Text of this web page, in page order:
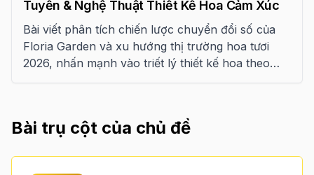
Tuyến & Nghệ Thuật Thiết Kế Hoa Cảm Xúc
Bài viết phân tích chiến lược chuyển đổi số của
Floria Garden và xu hướng thị trường hoa tươi
2026, nhấn mạnh vào triết lý thiết kế hoa theo
Bài trụ cột của chủ đề